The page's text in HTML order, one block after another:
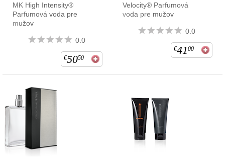
MK High Intensity®
Parfumová voda pre
mužov
0.0
€5050
Velocity® Parfumová
voda pre mužov
0.0
€41 00